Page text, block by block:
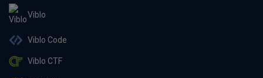
Viblo
Viblo Code
Viblo CTF